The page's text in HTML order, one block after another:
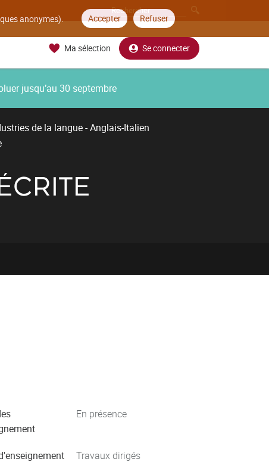
anonymes). Accepter Refuser
Ma sélection Se connecter
jusqu’au 30 septembre
de la langue - Anglais-Italien
En présence
Travaux dirigés